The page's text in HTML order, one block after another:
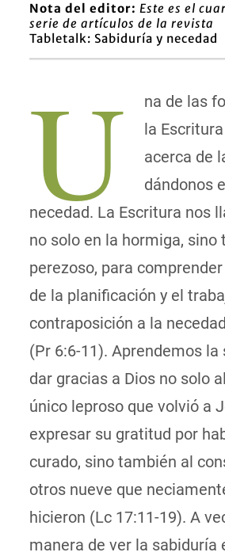
Nota del editor: Este es el
serie de artículos de la revista
Tabletalk: Sabiduría y necedad
U
na de las
la
acerca de
dándonos
necedad. La Escritura nos
no solo en la hormiga, sino
perezoso, para
de la planificación y el
contraposición a la
(Pr 6:6-11). Aprendemos la
dar gracias a Dios no solo
único leproso que volvió a
expresar su gratitud por
curado, sino también al
otros nueve que
hicieron (Lc 17:11-19). A
manera de ver la sabiduría